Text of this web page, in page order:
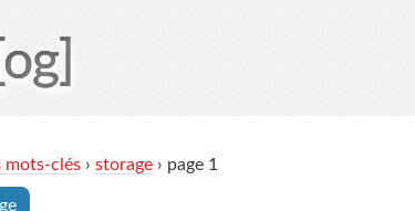
mots-clés› storage› page 1